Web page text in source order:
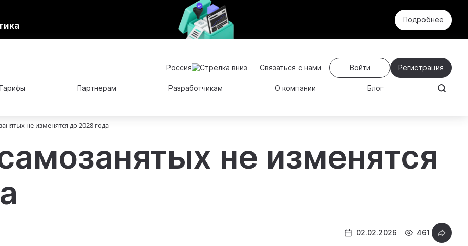
Подробнее
Россия Связаться с нами Войти Регистрация
Партнерам Разработчикам О компании Блог
не изменятся до 2028 года
не изменятся
02.02.2026 461